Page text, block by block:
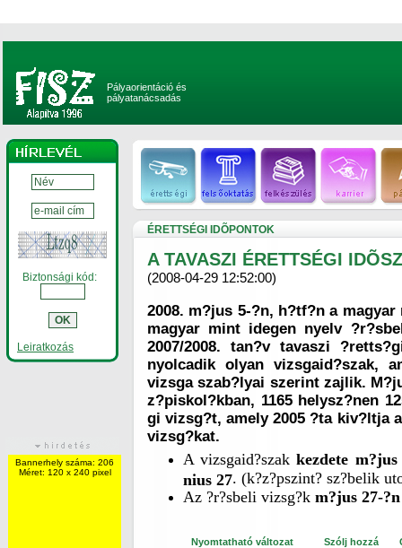
Pályaorientáció és
pályatanácsadás
Biztonsági kód:
Leiratkozás
Bannerhely száma: 206
Méret: 120 x 240 pixel
ÉRETTSÉGI IDÕPONTOK
A TAVASZI ÉRETTSÉGI
(2008-04-29 12:52:00)
2008. m?jus 5-?n, h?tf?n a
magyar mint idegen nyelv
2007/2008. tan?v tavaszi
nyolcadik olyan vizsgaid?szak,
vizsga szab?lyai szerint zajlik.
z?piskol?kban, 1165 helysz?nen
gi vizsg?t, amely 2005 ?ta kiv?ltja
vizsg?kat.
Avizsgaid?szakkezdete
nius 27. (k?z?pszint? sz?belik
Az ?r?sbeli vizsg?k m?jus 27-
Nyomtatható változat Szólj hozzá